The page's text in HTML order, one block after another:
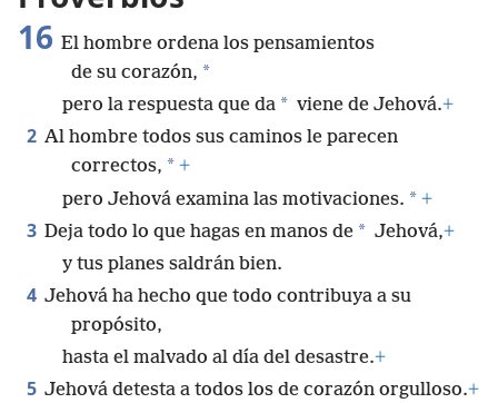
16 El hombre ordena los pensamientos
de su corazón, *
pero la respuesta que da * viene de Jehová.+
2 Al hombre todos sus caminos le parecen
correctos, * +
pero Jehová examina las motivaciones. * +
3 Deja todo lo que hagas en manos de * Jehová,+
y tus planes saldrán bien.
4 Jehová ha hecho que todo contribuya a su
propósito,
hasta el malvado al día del desastre.+
5 Jehová detesta a todos los de corazón orgulloso.+